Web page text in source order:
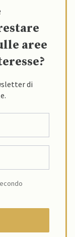
aree
di